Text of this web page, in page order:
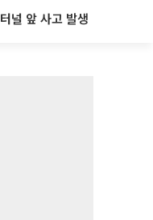
널 앞 사고 발생